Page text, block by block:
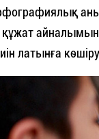
құжат
латынға